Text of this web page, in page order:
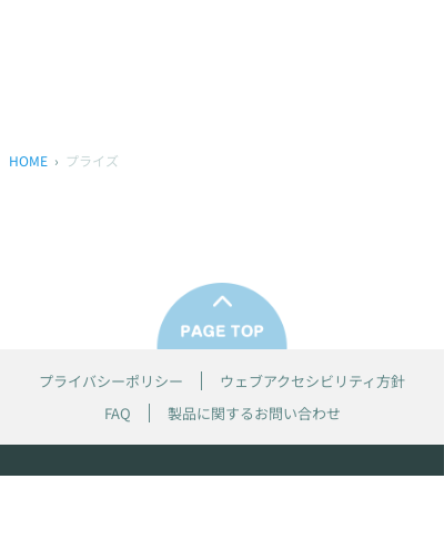
HOME プライズ
プライバシーポリシー
ウェブアクセシビリティ方針
FAQ
製品に関するお問い合わせ